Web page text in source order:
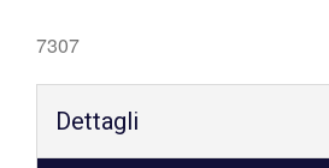
7307
Dettagli